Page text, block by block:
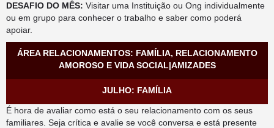
DESAFIO DO MÊS: Visitar uma Instituição ou Ong individualmente
ou em grupo para conhecer o trabalho e saber como poderá
apoiar.
ÁREA RELACIONAMENTOS: FAMÍLIA, RELACIONAMENTO
AMOROSO E VIDA SOCIAL|AMIZADES
JULHO: FAMÍLIA
É hora de avaliar como está o seu relacionamento com os seus
familiares. Seja crítica e avalie se você conversa e está presente